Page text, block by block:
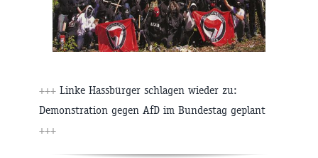
+++ Linke Hassbürger schlagen wieder zu:
Demonstration gegen AfD im Bundestag geplant
+++